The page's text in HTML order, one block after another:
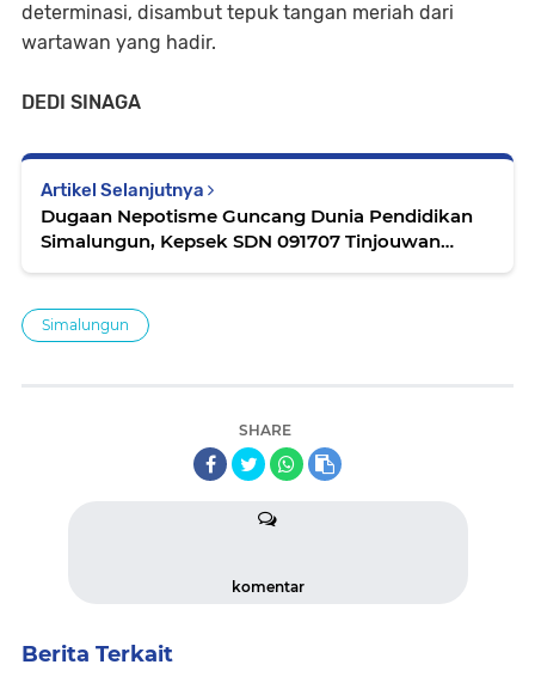
determinasi, disambut tepuk tangan meriah dari
wartawan yang hadir.
DEDI SINAGA
Artikel Selanjutnya
Dugaan Nepotisme Guncang Dunia Pendidikan
Simalungun, Kepsek SDN 091707 Tinjouwan
Simalungun
SHARE
komentar
Berita Terkait